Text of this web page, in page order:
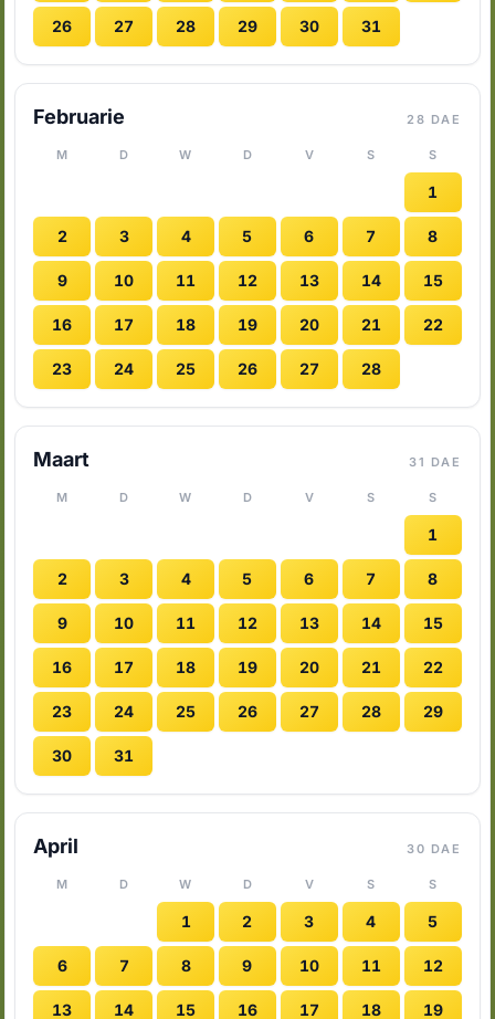
26 27 28 29 30 31
Februarie 28 DAE
M D W D V S S
1
2 3 4 5 6 7 8
9 10 11 12 13 14 15
16 17 18 19 20 21 22
23 24 25 26 27 28
Maart 31 DAE
M D W D V S S
1
2 3 4 5 6 7 8
9 10 11 12 13 14 15
16 17 18 19 20 21 22
23 24 25 26 27 28 29
30 31
April 30 DAE
M D W D V S S
1 2 3 4 5
6 7 8 9 10 11 12
13 14 15 16 17 18 19